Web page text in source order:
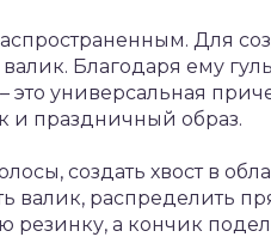
Для
Благодаря ему
универсальная
и праздничный образ.
создать хвост в
валик, распределить
резинку, а кончик